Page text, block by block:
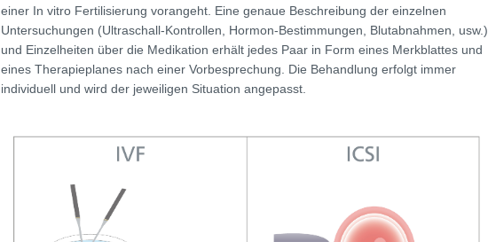
einer In vitro Fertilisierung vorangeht. Eine genaue Beschreibung der einzelnen
Untersuchungen (Ultraschall-Kontrollen, Hormon-Bestimmungen, Blutabnahmen, usw.)
und Einzelheiten über die Medikation erhält jedes Paar in Form eines Merkblattes und
eines Therapieplanes nach einer Vorbesprechung. Die Behandlung erfolgt immer
individuell und wird der jeweiligen Situation angepasst.